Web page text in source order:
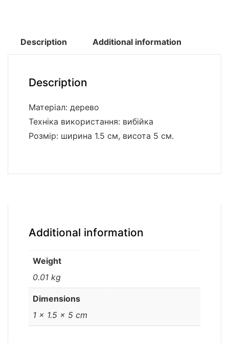
Description Additional information
Description
Матеріал: дерево
Техніка використання: вибійка
Розмір: ширина 1.5 см, висота 5 см.
Additional information
Weight
0.01 kg
Dimensions
1 × 1.5 × 5 cm